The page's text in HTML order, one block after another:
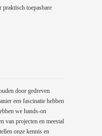
praktisch toepasbare
door gedreven
een fascinatie hebben
we hands-on
van projecten en meestal
onze kennis en